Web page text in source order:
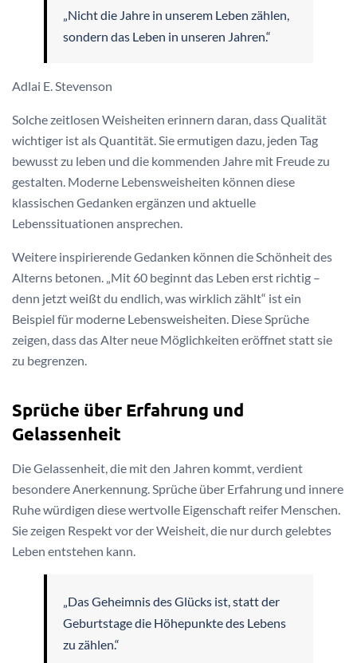
„Nicht die Jahre in unserem Leben zählen,
sondern das Leben in unseren Jahren.“
Adlai E. Stevenson
Solche zeitlosen Weisheiten erinnern daran, dass Qualität
wichtiger ist als Quantität. Sie ermutigen dazu, jeden Tag
bewusst zu leben und die kommenden Jahre mit Freude zu
gestalten. Moderne Lebensweisheiten können diese
klassischen Gedanken ergänzen und aktuelle
Lebenssituationen ansprechen.
Weitere inspirierende Gedanken können die Schönheit des
Alterns betonen. „Mit 60 beginnt das Leben erst richtig –
denn jetzt weißt du endlich, was wirklich zählt“ ist ein
Beispiel für moderne Lebensweisheiten. Diese Sprüche
zeigen, dass das Alter neue Möglichkeiten eröffnet statt sie
zu begrenzen.
Sprüche über Erfahrung und
Gelassenheit
Die Gelassenheit, die mit den Jahren kommt, verdient
besondere Anerkennung. Sprüche über Erfahrung und innere
Ruhe würdigen diese wertvolle Eigenschaft reifer Menschen.
Sie zeigen Respekt vor der Weisheit, die nur durch gelebtes
Leben entstehen kann.
„Das Geheimnis des Glücks ist, statt der
Geburtstage die Höhepunkte des Lebens
zu zählen.“